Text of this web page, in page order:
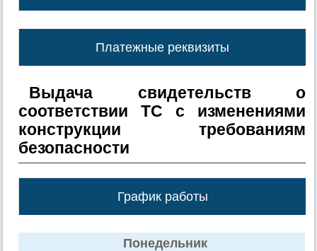
Платежные реквизиты
Выдача свидетельств о
соответствии ТС с изменениями
конструкции требованиям
безопасности
График работы
Понедельник